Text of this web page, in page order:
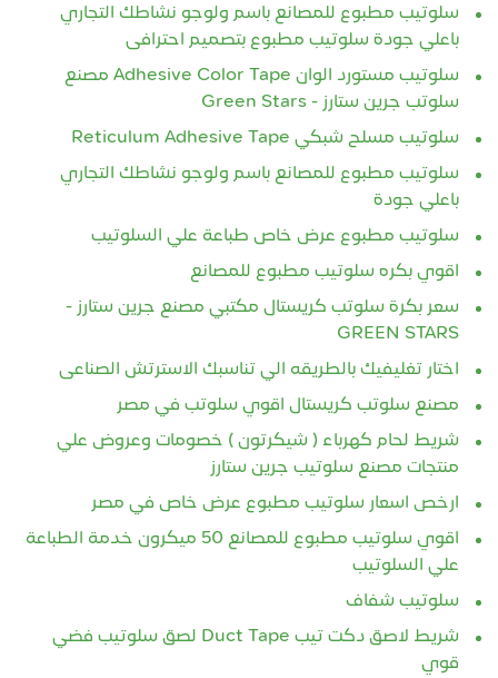
سلوتيب مطبوع للمصانع باسم ولوجو نشاطك التجاري
باعلي جودة سلوتيب مطبوع بتصميم احترافى
سلوتيب مستورد الوان Adhesive Color Tape مصنع
سلوتب جرين ستارز - Green Stars
سلوتيب مسلح شبكي Reticulum Adhesive Tape
سلوتيب مطبوع للمصانع باسم ولوجو نشاطك التجاري
باعلي جودة
سلوتيب مطبوع عرض خاص طباعة علي السلوتيب
اقوي بكره سلوتيب مطبوع للمصانع
سعر بكرة سلوتب كريستال مكتبي مصنع جرين ستارز -
GREEN STARS
اختار تغليفيك بالطريقه الي تناسبك الاسترتش الصناعى
مصنع سلوتب كريستال اقوي سلوتب في مصر
شريط لحام كهرباء ( شيكرتون ) خصومات وعروض علي
منتجات مصنع سلوتيب جرين ستارز
ارخص اسعار سلوتيب مطبوع عرض خاص في مصر
اقوي سلوتيب مطبوع للمصانع 50 ميكرون خدمة الطباعة
علي السلوتيب
سلوتيب شفاف
شريط لاصق دكت تيب Duct Tape لصق سلوتيب فضي
قوي